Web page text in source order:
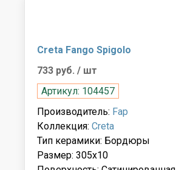
Creta Fango Spigolo
733 руб. / шт
Артикул: 104457
Производитель: Fap
Коллекция: Creta
Тип керамики: Бордюры
Размер: 305x10